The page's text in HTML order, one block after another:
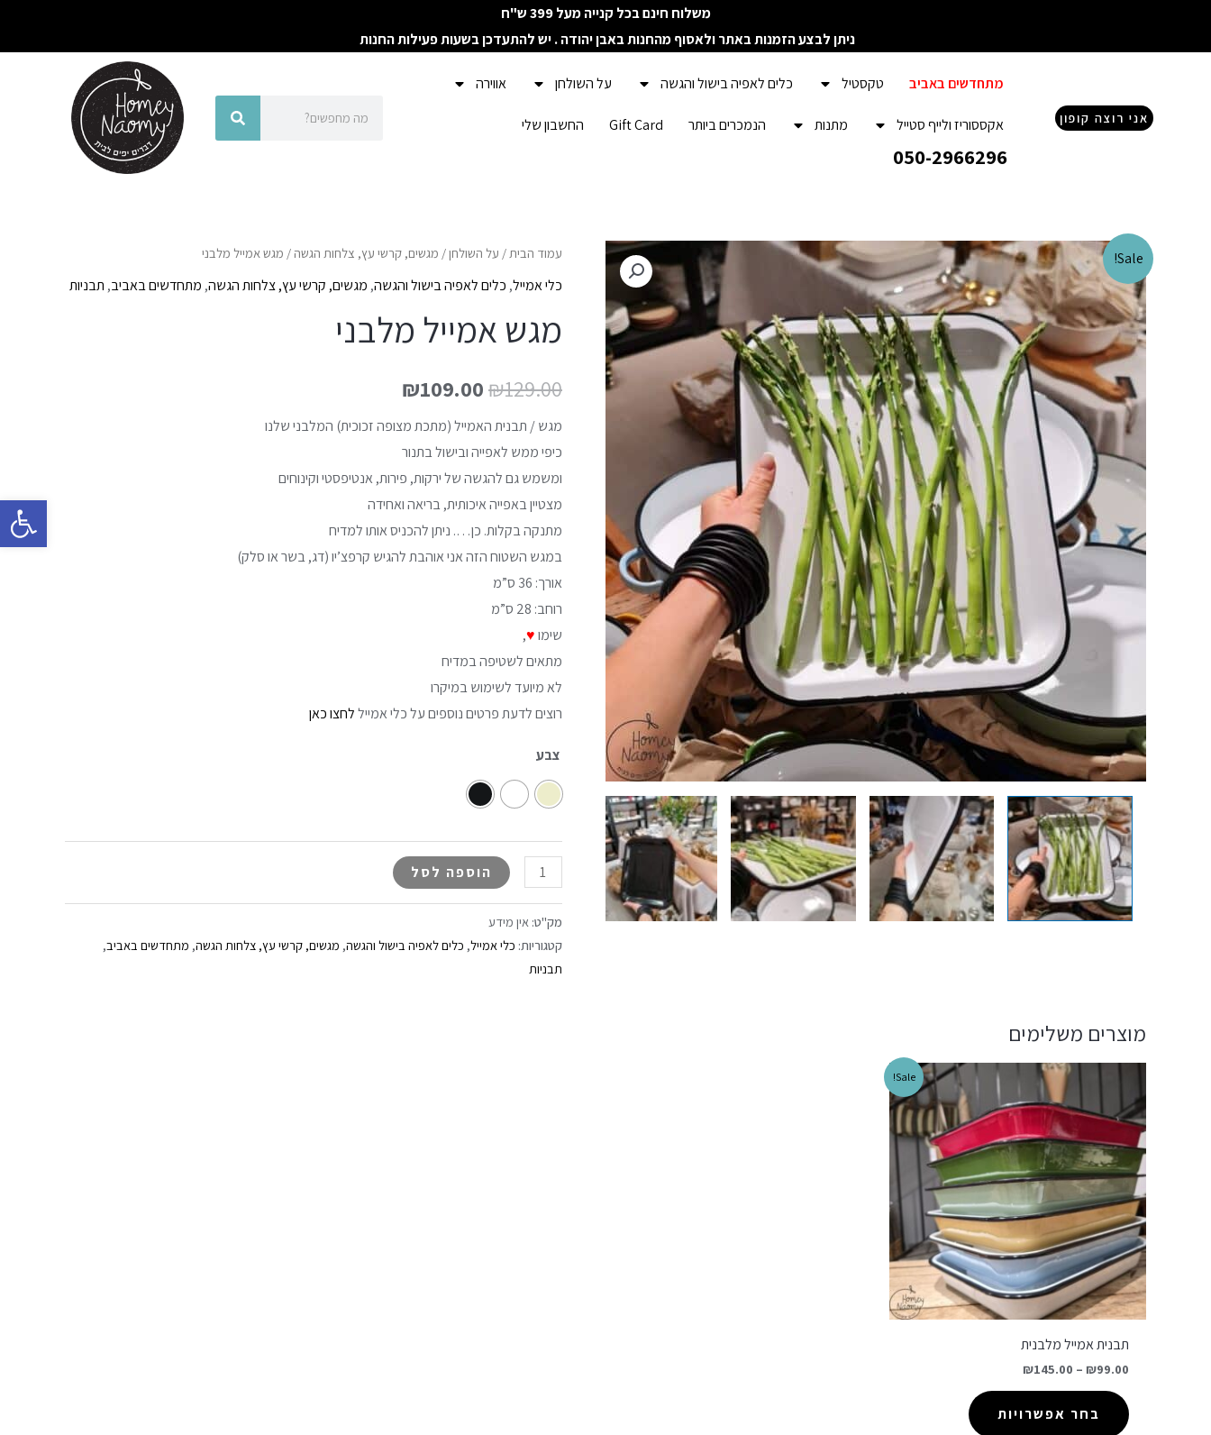
פתח
משלוח חינם בכל קנייה מעל 399 ש"ח
ניתן לבצע הזמנות באתר ולאסוף מהחנות באבן יהודה . יש להתעדכן בשעות פעילות החנות
אני רוצה קופון
מתחדשים באביב טקסטיל כלים לאפיה בישול והגשה על השולחן אווירה
אקססוריז ולייף סטייל מתנות הנמכרים ביותר Gift Card החשבון שלי
050-2966296
חיפוש
Sale! עמוד הבית/ על השולחן/ מגשים, קרשי עץ, צלחות הגשה / מגש אמייל מלבני
כלי אמייל, כלים לאפיה בישול והגשה, מגשים, קרשי עץ, צלחות הגשה, מתחדשים באביב, תבניות
מגש אמייל מלבני
₪129.00
₪109.00
מגש / תבנית האמייל (מתכת מצופה זכוכית) המלבני שלנו
כיפי ממש לאפייה ובישול בתנור
ומשמש גם להגשה של ירקות, פירות, אנטיפסטי וקינוחים
מצטיין באפייה איכותית, בריאה ואחידה
מתנקה בקלות. כן…. ניתן להכניס אותו למדיח
במגש השטוח הזה אני אוהבת להגיש קרפצ’יו (דג, בשר או סלק)
אורך: 36 ס”מ
רוחב: 28 ס”מ
שימו♥
,
מתאים לשטיפה במדיח
לא מיועד לשימוש במיקרו
רוצים לדעת פרטים נוספים על כלי אמייללחצו כאן
צבע
כמות
של
אמייל
הוספה לסל
מק"ט: אין מידע
קטגוריות: כלי אמייל, כלים לאפיה בישול והגשה, מגשים, קרשי עץ, צלחות הגשה, מתחדשים באביב,
תבניות
מוצרים משלימים
Sale!
תבנית אמייל מלבנית
₪99.00
–
₪145.00
בחר אפשרויות